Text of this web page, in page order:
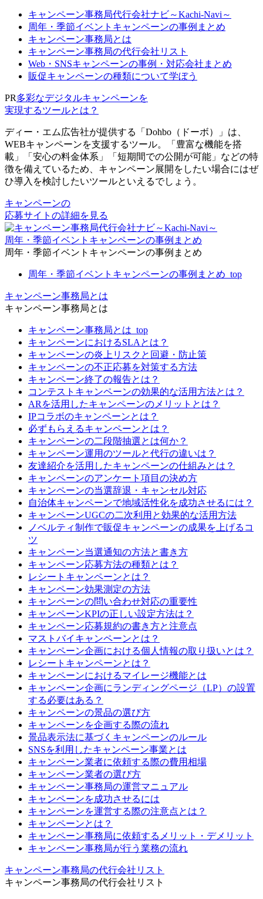
キャンペーン事務局代行会社ナビ～Kachi-Navi～
周年・季節イベントキャンペーンの事例まとめ
キャンペーン事務局とは
キャンペーン事務局の代行会社リスト
Web・SNSキャンペーンの事例・対応会社まとめ
販促キャンペーンの種類について学ぼう
PR多彩なデジタルキャンペーンを
実現するツールとは？
ディー・エム広告社が提供する「Dohbo（ドーボ）」は、
WEBキャンペーンを支援するツール。「豊富な機能を搭
載」「安心の料金体系」「短期間での公開が可能」などの特
徴を備えているため、キャンペーン展開をしたい場合にはぜ
ひ導入を検討したいツールといえるでしょう。
キャンペーンの
応募サイトの詳細を見る
周年・季節イベントキャンペーンの事例まとめ
周年・季節イベントキャンペーンの事例まとめ
周年・季節イベントキャンペーンの事例まとめ_top
キャンペーン事務局とは
キャンペーン事務局とは
キャンペーン事務局とは_top
キャンペーンにおけるSLAとは？
キャンペーンの炎上リスクと回避・防止策
キャンペーンの不正応募を対策する方法
キャンペーン終了の報告とは？
コンテストキャンペーンの効果的な活用方法とは？
ARを活用したキャンペーンのメリットとは？
IPコラボのキャンペーンとは？
必ずもらえるキャンペーンとは？
キャンペーンの二段階抽選とは何か？
キャンペーン運用のツールと代行の違いは？
友達紹介を活用したキャンペーンの仕組みとは？
キャンペーンのアンケート項目の決め方
キャンペーンの当選辞退・キャンセル対応
自治体キャンペーンで地域活性化を成功させるには？
キャンペーンUGCの二次利用と効果的な活用方法
ノベルティ制作で販促キャンペーンの成果を上げるコ
ツ
キャンペーン当選通知の方法と書き方
キャンペーン応募方法の種類とは？
レシートキャンペーンとは？
キャンペーン効果測定の方法
キャンペーンの問い合わせ対応の重要性
キャンペーンKPIの正しい設定方法は？
キャンペーン応募規約の書き方と注意点
マストバイキャンペーンとは？
キャンペーン企画における個人情報の取り扱いとは？
レシートキャンペーンとは？
キャンペーンにおけるマイレージ機能とは
キャンペーン企画にランディングページ（LP）の設置
する必要はある？
キャンペーンの景品の選び方
キャンペーンを企画する際の流れ
景品表示法に基づくキャンペーンのルール
SNSを利用したキャンペーン事業とは
キャンペーン業者に依頼する際の費用相場
キャンペーン業者の選び方
キャンペーン事務局の運営マニュアル
キャンペーンを成功させるには
キャンペーンを運営する際の注意点とは？
キャンペーンとは？
キャンペーン事務局に依頼するメリット・デメリット
キャンペーン事務局が行う業務の流れ
キャンペーン事務局の代行会社リスト
キャンペーン事務局の代行会社リスト